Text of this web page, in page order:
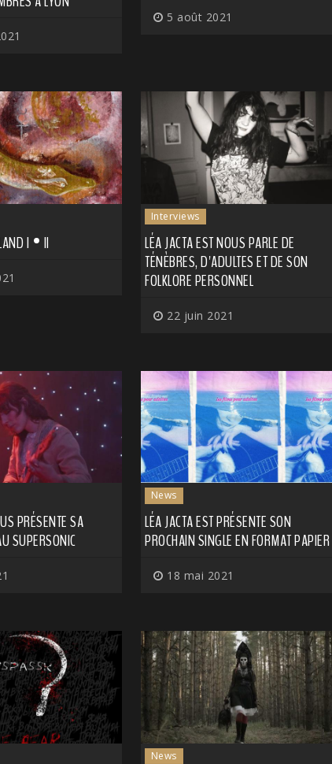
5 août 2021
I • II
Interviews
LÉA JACTA EST NOUS PARLE DE
TÉNÈBRES, D'ADULTES ET DE SON
FOLKLORE PERSONNEL
22 juin 2021
PRÉSENTE SA
SUPERSONIC
News
LÉA JACTA EST PRÉSENTE SON
PROCHAIN SINGLE EN FORMAT PAPIER
18 mai 2021
News